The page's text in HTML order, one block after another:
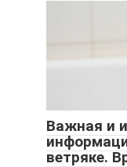
Важная и
ветряке.